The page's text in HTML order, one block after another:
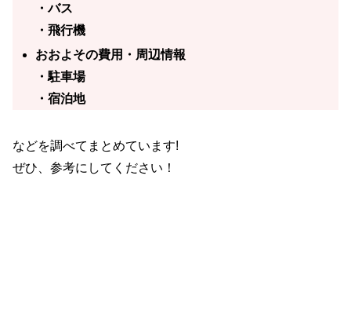
・バス
・飛行機
おおよその費用・周辺情報
・駐車場
・宿泊地
などを調べてまとめています!
ぜひ、参考にしてください！